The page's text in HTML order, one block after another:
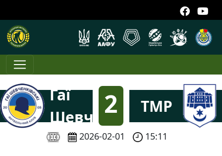
Гаї
Шевченківські
2
:
ТМР
2026-02-01 15:11